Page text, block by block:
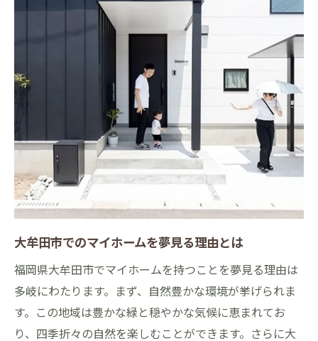
大牟田市特有の工務店選びのコツ
工務店とのコミュニケーションの重要性
理想のマイホームを叶えるための契約ポイ
理想のマイホームを叶えるための大牟田市工務
大牟田市で選べる工務店のスタイル
オーダーメイドか規格住宅かの選び方
工務店選びで重要なデザインの選択肢
エコ住宅を実現するための工務店選び
地域密着型工務店の選択のメリット
大牟田市の地域特性を活かしたマイホーム設計
の魅力
大牟田市でのマイホームを夢見る理由とは
福岡県大牟田市でマイホームを持つことを夢見る理由は
多岐にわたります。まず、自然豊かな環境が挙げられま
す。この地域は豊かな緑と穏やかな気候に恵まれてお
り、四季折々の自然を楽しむことができます。さらに大